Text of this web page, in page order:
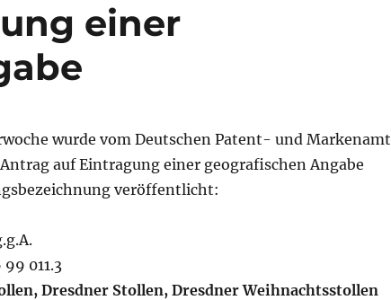
einer
wurde vom Deutschen Patent- und Markenamt
auf Eintragung einer geografischen Angabe
veröffentlicht:
011.3
Dresdner Stollen, Dresdner Weihnachtsstollen